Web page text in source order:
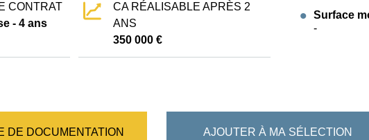
CONTRAT
- 4 ans
CA RÉALISABLE APRÈS 2
ANS
350 000 €
Surface
-
DE DOCUMENTATION AJOUTER À MA SÉLECTION